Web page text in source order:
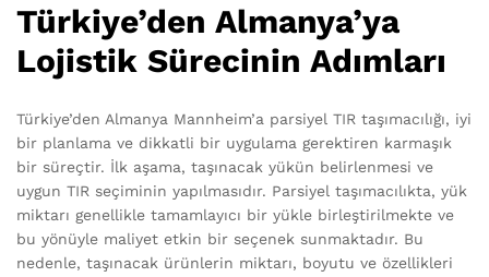
Türkiye’den Almanya’ya
Lojistik Sürecinin Adımları
Türkiye’den Almanya Mannheim’a parsiyel TIR taşımacılığı, iyi
bir planlama ve dikkatli bir uygulama gerektiren karmaşık
bir süreçtir. İlk aşama, taşınacak yükün belirlenmesi ve
uygun TIR seçiminin yapılmasıdır. Parsiyel taşımacılıkta, yük
miktarı genellikle tamamlayıcı bir yükle birleştirilmekte ve
bu yönüyle maliyet etkin bir seçenek sunmaktadır. Bu
nedenle, taşınacak ürünlerin miktarı, boyutu ve özellikleri